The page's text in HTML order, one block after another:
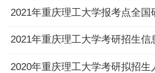
2021年重庆理工大学考研招生信
2020年重庆理工大学考研拟招生